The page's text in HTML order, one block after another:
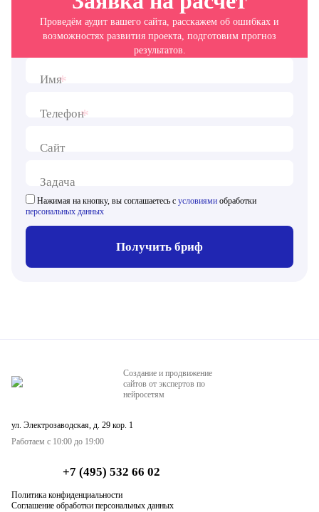
Проведём аудит вашего сайта, расскажем об ошибках и
возможностях развития проекта, подготовим прогноз
результатов.
Имя*
Телефон*
Сайт
Задача
Нажимая на кнопку, вы соглашаетесь с условиями обработки
персональных данных
Получить бриф
Создание и продвижение
сайтов от экспертов по
нейросетям
ул. Электрозаводская, д. 29 кор. 1
Работаем с 10:00 до 19:00
+7 (495) 532 66 02
Политика конфиденциальности
Соглашение обработки персональных данных